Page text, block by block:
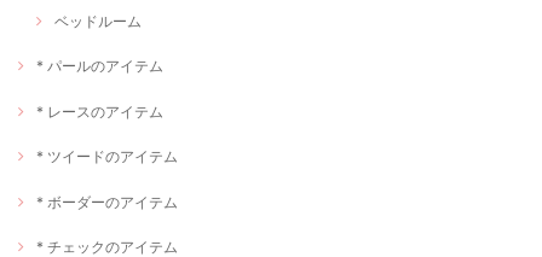
ベッドルーム
* パールのアイテム
* レースのアイテム
* ツイードのアイテム
* ボーダーのアイテム
* チェックのアイテム